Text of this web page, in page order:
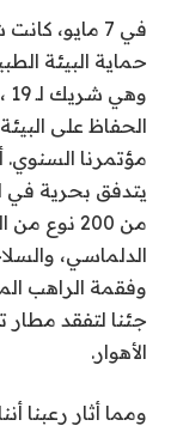
في 7 مايو،
مؤتمرنا السنوي.
يتدفق بحرية في
من 200
الدلماسي،
وفقمة الراهب
جئنا لتفقد
الأهوار.
ومما أثار رعبنا